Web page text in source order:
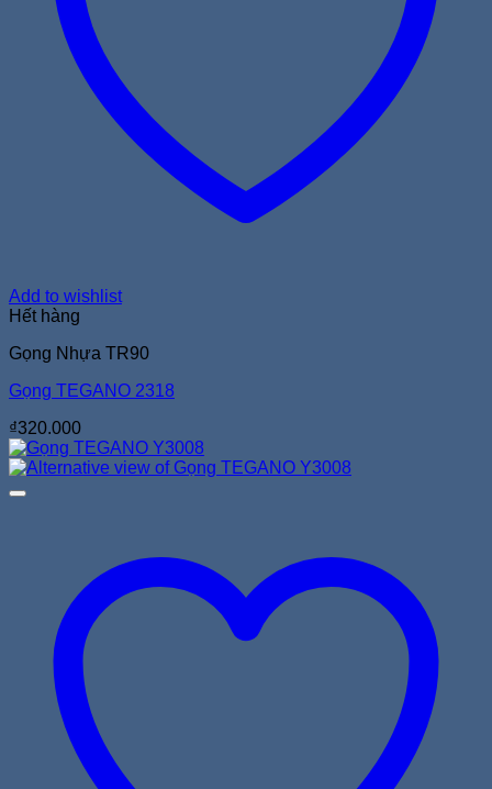
Add to wishlist
Hết hàng
Gọng Nhựa TR90
Gọng TEGANO 2318
₫320.000